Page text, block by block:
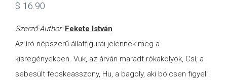
$ 16.90
Szerző-Author: Fekete István
Az író népszerű állatfigurái jelennek meg a
kisregényekben. Vuk, az árván maradt rókakölyök, Csí, a
sebesült fecskeasszony, Hu, a bagoly, aki bölcsen figyeli